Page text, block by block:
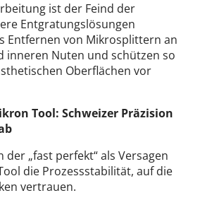
ist der Feind der
Entgratungslösungen
Entfernen von Mikrosplittern an
inneren Nuten und schützen so
Oberflächen vor
Tool: Schweizer Präzision
der „fast perfekt“ als Versagen
die Prozessstabilität, auf die
vertrauen.